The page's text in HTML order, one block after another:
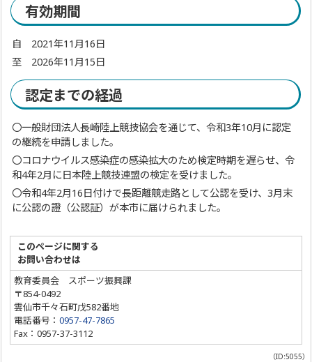
有効期間
自 2021年11月16日
至 2026年11月15日
認定までの経過
〇一般財団法人長崎陸上競技協会を通じて、令和3年10月に認定
の継続を申請しました。
〇コロナウイルス感染症の感染拡大のため検定時期を遅らせ、令
和4年2月に日本陸上競技連盟の検定を受けました。
〇令和4年2月16日付けで長距離競走路として公認を受け、3月末
に公認の證（公認証）が本市に届けられました。
このページに関する
お問い合わせは
教育委員会 スポーツ振興課
〒854-0492
雲仙市千々石町戊582番地
電話番号：0957-47-7865
Fax：0957-37-3112
（ID:5055）